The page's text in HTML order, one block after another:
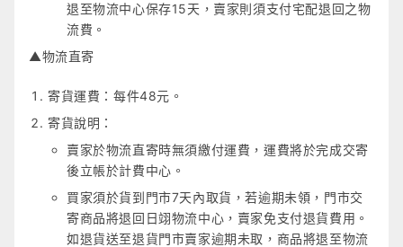
退至物流中心保存15天，賣家則須支付宅配退回之物
流費。
▲物流直寄
寄貨運費：每件48元。
寄貨說明：
賣家於物流直寄時無須繳付運費，運費將於完成交寄
後立帳於計費中心。
買家須於貨到門市7天內取貨，若逾期未領，門市交
寄商品將退回日翊物流中心，賣家免支付退貨費用。
如退貨送至退貨門市賣家逾期未取，商品將退至物流